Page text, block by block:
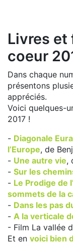
Livres et
coeur
Dans chaque
présentons
appréciés.
Voici quelques-
2017 !
- Diagonale
l’Europe, de
- Une autre vie,
- Sur les
- Le Prodige de
sommets de la
- Dans les pas
- A la verticale
- Film La vallée
Et en voici bien